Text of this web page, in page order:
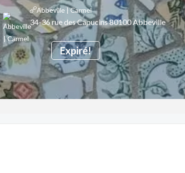
Expiré!
Abbeville | Carmel
34-36 rue des Capucins 80100 Abbeville